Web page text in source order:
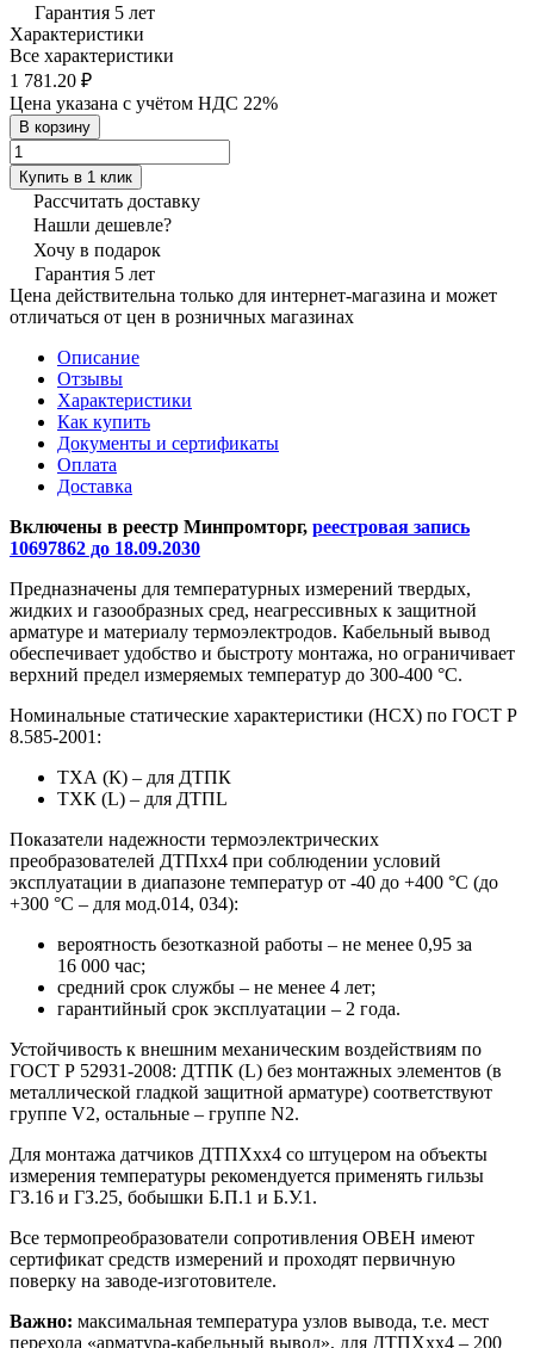
Гарантия 5 лет
Характеристики
Все характеристики
1 781.20 ₽
Цена указана с учётом НДС 22%
В корзину
Купить в 1 клик
Рассчитать доставку
Нашли дешевле?
Хочу в подарок
Гарантия 5 лет
Цена действительна только для интернет-магазина и может
отличаться от цен в розничных магазинах
Описание
Отзывы
Характеристики
Как купить
Документы и сертификаты
Оплата
Доставка
Включены в реестр Минпромторг, реестровая запись
10697862 до 18.09.2030
Предназначены для температурных измерений твердых,
жидких и газообразных сред, неагрессивных к защитной
арматуре и материалу термоэлектродов. Кабельный вывод
обеспечивает удобство и быстроту монтажа, но ограничивает
верхний предел измеряемых температур до 300-400 °С.
Номинальные статические характеристики (НСХ) по ГОСТ Р
8.585-2001:
ТХА (К) – для ДТПК
ТХК (L) – для ДТПL
Показатели надежности термоэлектрических
преобразователей ДТПхх4 при соблюдении условий
эксплуатации в диапазоне температур от -40 до +400 °С (до
+300 °С – для мод.014, 034):
вероятность безотказной работы – не менее 0,95 за
16 000 час;
средний срок службы – не менее 4 лет;
гарантийный срок эксплуатации – 2 года.
Устойчивость к внешним механическим воздействиям по
ГОСТ Р 52931-2008: ДТПК (L) без монтажных элементов (в
металлической гладкой защитной арматуре) соответствуют
группе V2, остальные – группе N2.
Для монтажа датчиков ДТПХхх4 со штуцером на объекты
измерения температуры рекомендуется применять гильзы
ГЗ.16 и ГЗ.25, бобышки Б.П.1 и Б.У.1.
Все термопреобразователи сопротивления ОВЕН имеют
сертификат средств измерений и проходят первичную
поверку на заводе-изготовителе.
Важно: максимальная температура узлов вывода, т.е. мест
перехода «арматура-кабельный вывод», для ДТПХхх4 – 200